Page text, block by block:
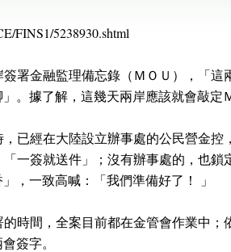
FINS1/5238930.shtml
署金融監理備忘錄（ＭＯＵ），「這
。據了解，這幾天兩岸應該就會敲定
已經在大陸設立辦事處的公民營金
一簽就送件」；沒有辦事處的，也
，一致高喊：「我們準備好了！ 」
時間，全案目前都在金管會作業中
簽字。